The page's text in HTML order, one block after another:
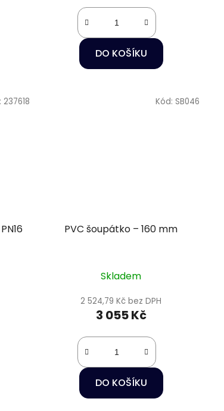
DO KOŠÍKU
237618
PVC šoupátko – 160 mm
Skladem
2 524,79 Kč bez DPH
3 055 Kč
DO KOŠÍKU
Kód: SB046